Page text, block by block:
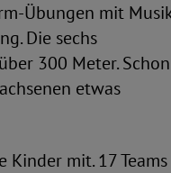
Übungen mit
Die sechs
300 Meter. Schon
etwas
mit. 17 Teams